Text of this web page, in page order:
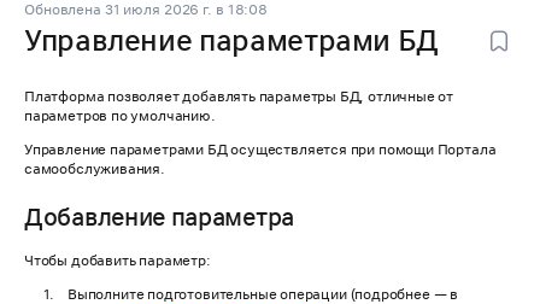
Обновлена 31 июля 2026 г. в 18:08
Управление параметрами БД
Платформа позволяет добавлять параметры БД, отличные от
параметров по умолчанию.
Управление параметрами БД осуществляется при помощи Портала
самообслуживания.
Добавление параметра
Чтобы добавить параметр:
Выполните подготовительные операции (подробнее — в